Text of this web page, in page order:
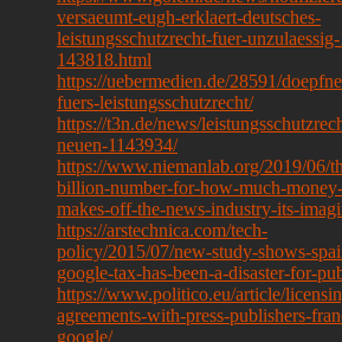
versaeumt-eugh-erklaert-deutsches-
leistungsschutzrecht-fuer-
143818.html
https://uebermedien.de/28591/
fuers-leistungsschutzrecht/
https://t3n.de/news/
neuen-1143934/
https://www.niemanlab.org/2019/06/
billion-number-for-how-much-
makes-off-the-news-industry-its-
https://arstechnica.com/tech-
policy/2015/07/new-study-shows-
google-tax-has-been-a-disaster-for-
https://www.politico.eu/article/
agreements-with-press-publishers-
google/